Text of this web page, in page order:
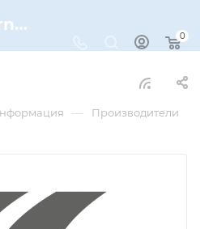
О бренде Cornilleau
0
— Производители